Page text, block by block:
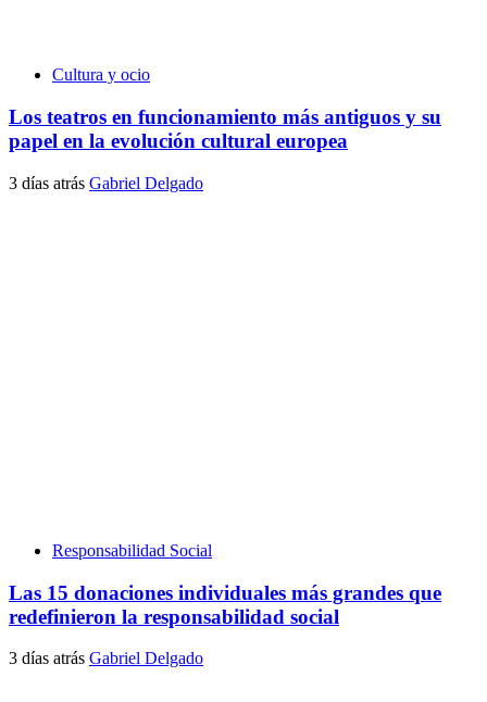
Cultura y ocio
Los teatros en funcionamiento más antiguos y su
papel en la evolución cultural europea
3 días atrás Gabriel Delgado
Responsabilidad Social
Las 15 donaciones individuales más grandes que
redefinieron la responsabilidad social
3 días atrás Gabriel Delgado